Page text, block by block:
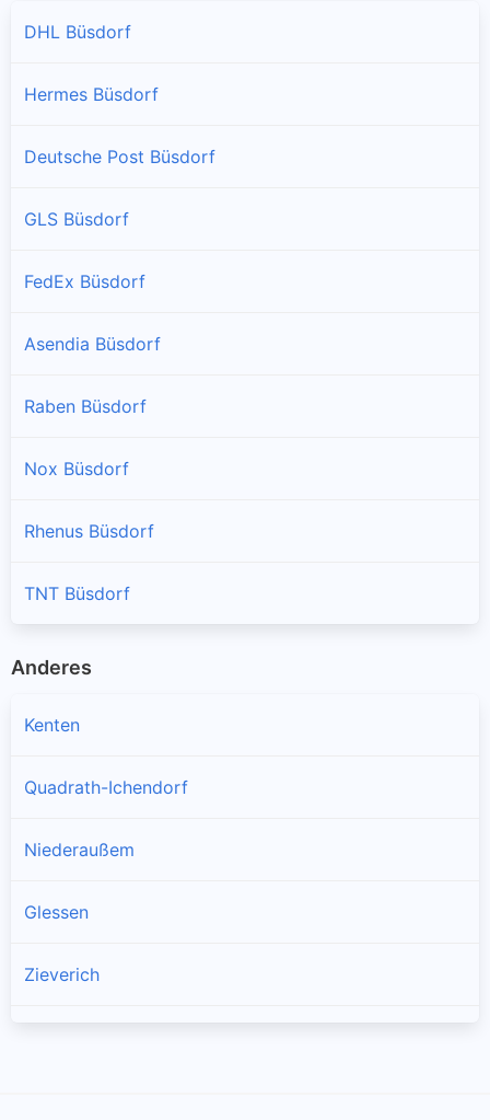
DHL Büsdorf
Hermes Büsdorf
Deutsche Post Büsdorf
GLS Büsdorf
FedEx Büsdorf
Asendia Büsdorf
Raben Büsdorf
Nox Büsdorf
Rhenus Büsdorf
TNT Büsdorf
Anderes
Kenten
Quadrath-Ichendorf
Niederaußem
Glessen
Zieverich